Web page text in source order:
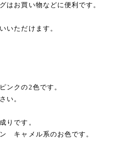
はお買い物などに便利です。
いただけます。
ンクの2色です。
い。
りです。
キャメル系のお色です。